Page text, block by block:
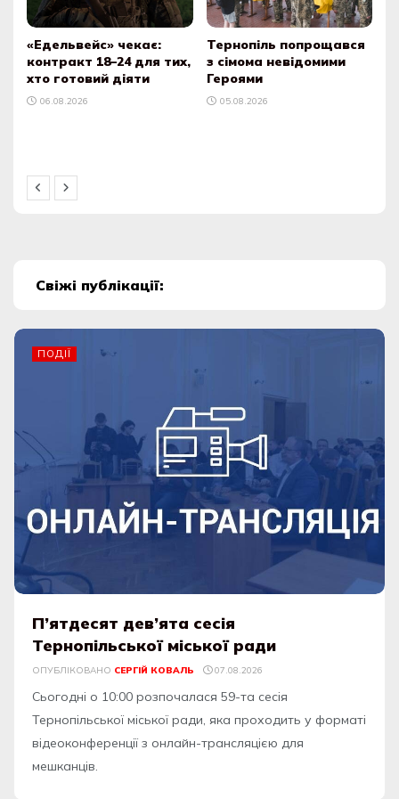
чекає:
18–24 для тих,
діяти
Тернопіль попрощався
з сімома невідомими
Героями
Свіжі публікації:
ПОДІЇ
П’ятдесят дев’ята сесія
Тернопільської міської ради
ОПУБЛІКОВАНО СЕРГІЙ КОВАЛЬ 07.08.2026
Сьогодні о 10:00 розпочалася 59-та сесія
Тернопільської міської ради, яка проходить у форматі
відеоконференції з онлайн-трансляцією для
мешканців.